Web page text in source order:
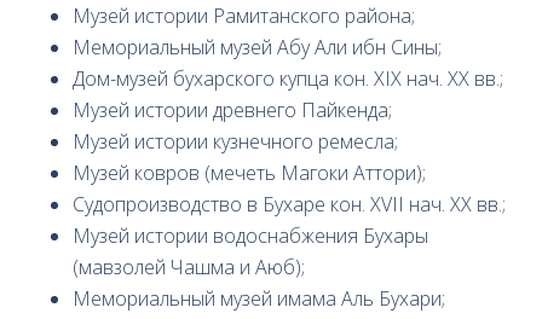
Музей истории Рамитанского района;
Мемориальный музей Абу Али ибн Сины;
Дом-музей бухарского купца кон. XIX нач. XX вв.;
Музей истории древнего Пайкенда;
Музей истории кузнечного ремесла;
Музей ковров (мечеть Магоки Аттори);
Судопроизводство в Бухаре кон. XVII нач. XX вв.;
Музей истории водоснабжения Бухары
(мавзолей Чашма и Аюб);
Мемориальный музей имама Аль Бухари;